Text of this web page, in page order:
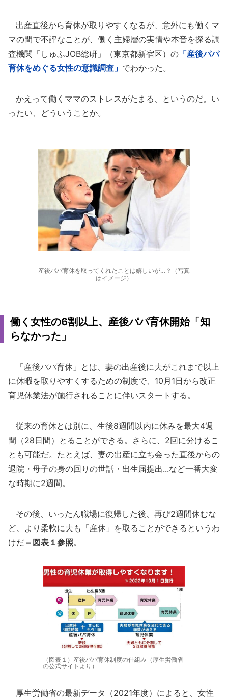
出産直後から育休が取りやすくなるが、意外にも働くマ
マの間で不評なことが、働く主婦層の実情や本音を探る調
査機関「しゅふJOB総研」（東京都新宿区）の 「産後パパ
育休をめぐる女性の意識調査」 でわかった。
かえって働くママのストレスがたまる、というのだ。い
ったい、どういうことか。
産後パパ育休を取ってくれたことは嬉しいが…？（写真
はイメージ）
働く女性の6割以上、産後パパ育休開始「知
らなかった」
「産後パパ育休」とは、妻の出産後に夫がこれまで以上
に休暇を取りやすくするための制度で、10月1日から改正
育児休業法が施行されることに伴いスタートする。
従来の育休とは別に、生後8週間以内に休みを最大4週
間（28日間）とることができる。さらに、2回に分けるこ
とも可能だ。たとえば、妻の出産に立ち会った直後からの
退院・母子の身の回りの世話・出生届提出...など一番大変
な時期に2週間。
その後、いったん職場に復帰した後、再び2週間休むな
ど、より柔軟に夫も「産休」を取ることができるというわ
けだ＝ 図表１参照。
（図表１）産後パパ育休制度の仕組み（厚生労働省
の公式サイトより）
厚生労働省の最新データ（2021年度）によると、女性